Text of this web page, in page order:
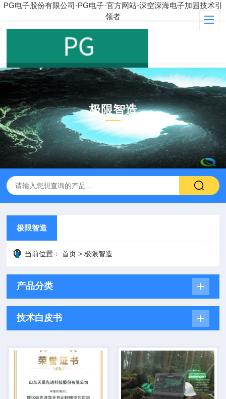
PG电子股份有限公司-PG电子·官方网站-深空深海电子加固技术引
领者
极限智造
PRODUCT
极限智造
当前位置：首页 >极限智造
产品分类
技术白皮书